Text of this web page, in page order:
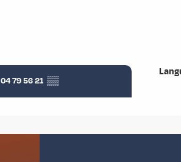
04 79 56 21 ▒▒